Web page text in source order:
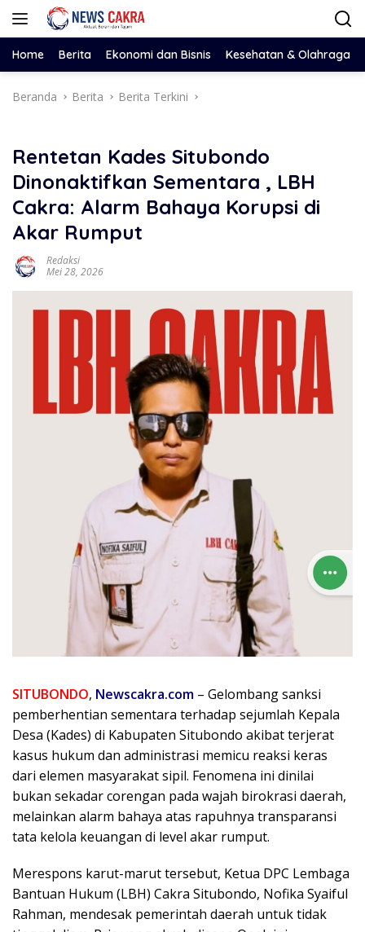
Langsung
Home Berita Ekonomi dan Bisnis Kesehatan & Olahraga
Beranda Berita Berita Terkini
Rentetan Kades Situbondo
Dinonaktifkan Sementara , LBH
Cakra: Alarm Bahaya Korupsi di
Akar Rumput
Redaksi
Mei 28, 2026
SITUBONDO, Newscakra.com – Gelombang sanksi
pemberhentian sementara terhadap sejumlah Kepala
Desa (Kades) di Kabupaten Situbondo akibat terjerat
kasus hukum dan administrasi memicu reaksi keras
dari elemen masyarakat sipil. Fenomena ini dinilai
bukan sekadar corengan pada wajah birokrasi daerah,
melainkan alarm bahaya atas rapuhnya transparansi
tata kelola keuangan di level akar rumput.
Merespons karut-marut tersebut, Ketua DPC Lembaga
Bantuan Hukum (LBH) Cakra Situbondo, Nofika Syaiful
Rahman, mendesak pemerintah daerah untuk tidak